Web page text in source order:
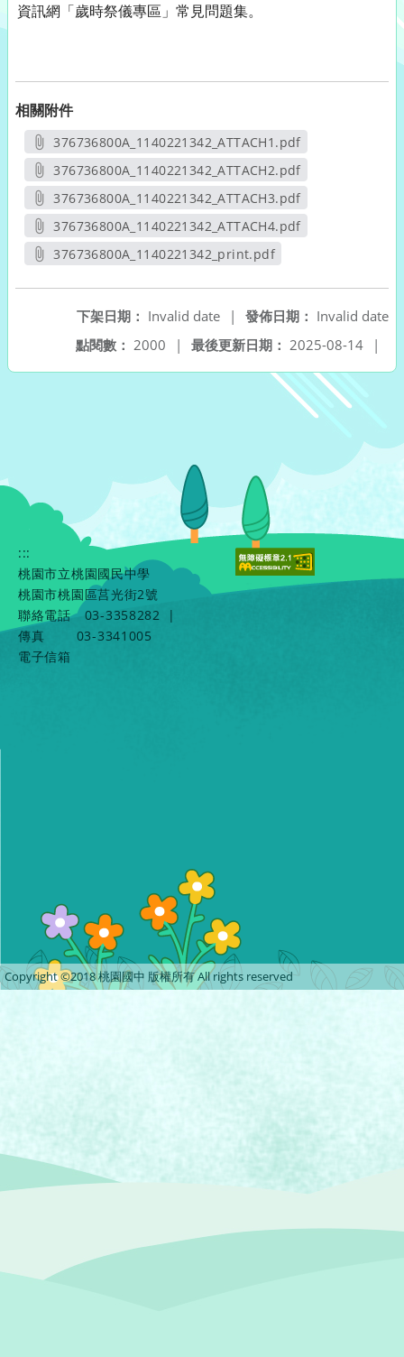
資訊網「歲時祭儀專區」常見問題集。
相關附件
376736800A_1140221342_ATTACH1.pdf
另開新視窗
376736800A_1140221342_ATTACH2.pdf
另開新視窗
376736800A_1140221342_ATTACH3.pdf
另開新視窗
376736800A_1140221342_ATTACH4.pdf
另開新視窗
376736800A_1140221342_print.pdf
發佈日期： Invalid date
下架日期： Invalid date
|
最後更新日期： 2025-08-14 |
點閱數： 2000 |
:::
桃園市立桃園國民中學
桃園市桃園區莒光街2號
聯絡電話
03-3358282
|
傳真
03-3341005
電子信箱
Copyright ©2018 桃園國中 版權所有 All rights reserved